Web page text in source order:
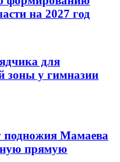
на 2027 год
для
зоны у гимназии
подножия Мамаева
прямую